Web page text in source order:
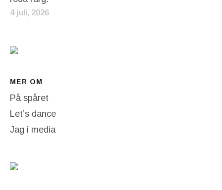
4 juli, 2026
MER OM
På spåret
Let’s dance
Jag i media